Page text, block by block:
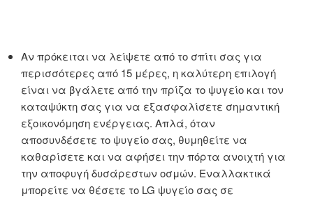
Αν πρόκειται να λείψετε από το σπίτι σας για
περισσότερες από 15 μέρες, η καλύτερη επιλογή
είναι να βγάλετε από την πρίζα το ψυγείο και τον
καταψύκτη σας για να εξασφαλίσετε σημαντική
εξοικονόμηση ενέργειας. Απλά, όταν
αποσυνδέσετε το ψυγείο σας, θυμηθείτε να
καθαρίσετε και να αφήσει την πόρτα ανοιχτή για
την αποφυγή δυσάρεστων οσμών. Εναλλακτικά
μπορείτε να θέσετε το LG ψυγείο σας σε